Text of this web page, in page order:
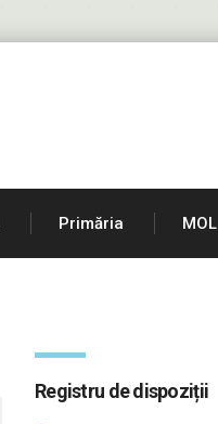
Primăria MOL
Registru de dispoziții